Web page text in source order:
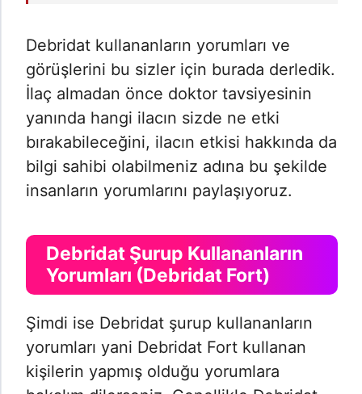
Debridat kullananların yorumları ve
görüşlerini bu sizler için burada derledik.
İlaç almadan önce doktor tavsiyesinin
yanında hangi ilacın sizde ne etki
bırakabileceğini, ilacın etkisi hakkında da
bilgi sahibi olabilmeniz adına bu şekilde
insanların yorumlarını paylaşıyoruz.
Debridat Şurup Kullananların
Yorumları (Debridat Fort)
Şimdi ise Debridat şurup kullananların
yorumları yani Debridat Fort kullanan
kişilerin yapmış olduğu yorumlara